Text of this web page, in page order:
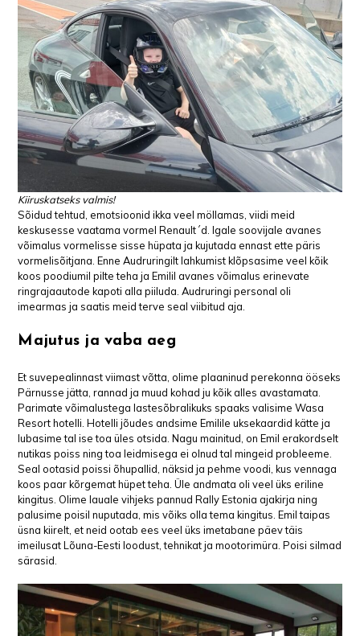
Kiiruskatseks valmis!
Sõidud tehtud, emotsioonid ikka veel möllamas, viidi meid
keskusesse vaatama vormel Renault´d. Igale soovijale avanes
võimalus vormelisse sisse hüpata ja kujutada ennast ette päris
vormelisõitjana. Enne Audruringilt lahkumist klõpsasime veel kõik
koos poodiumil pilte teha ja Emilil avanes võimalus erinevate
ringrajaautode kapoti alla piiluda. Audruringi personal oli
imearmas ja saatis meid terve seal viibitud aja.
Majutus ja vaba aeg
Et suvepealinnast viimast võtta, olime plaaninud perekonna ööseks
Pärnusse jätta, rannad ja muud kohad ju kõik alles avastamata.
Parimate võimalustega lastesõbralikuks spaaks valisime Wasa
Resort hotelli. Hotelli jõudes andsime Emilile uksekaardid kätte ja
lubasime tal ise toa üles otsida. Nagu mainitud, on Emil erakordselt
nutikas poiss ning toa leidmisega ei olnud tal mingeid probleeme.
Seal ootasid poissi õhupallid, näksid ja pehme voodi, kus vennaga
koos paar kõrgemat hüpet teha. Üle andmata oli veel üks eriline
kingitus. Olime lauale vihjeks pannud Rally Estonia ajakirja ning
palusime poisil nuputada, mis võiks olla tema kingitus. Emil taipas
üsna kiirelt, et neid ootab ees veel üks imetabane päev täis
imeilusat Lõuna-Eesti loodust, tehnikat ja mootorimüra. Poisi silmad
särasid.